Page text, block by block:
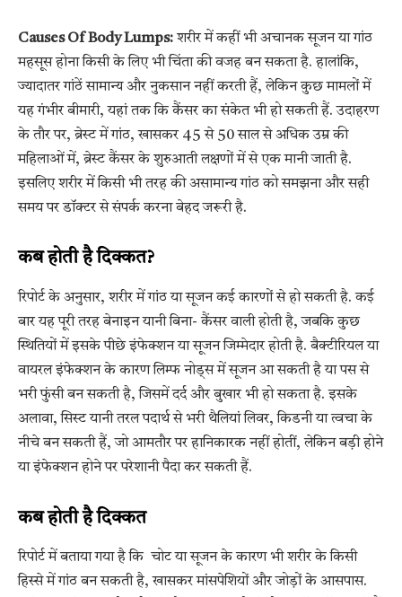
Causes Of Body Lumps: शरीर में कहीं भी अचानक सूजन या गांठ
महसूस होना किसी के लिए भी चिंता की वजह बन सकता है. हालांकि,
ज्यादातर गांठें सामान्य और नुकसान नहीं करती हैं, लेकिन कुछ मामलों में
यह गंभीर बीमारी, यहां तक कि कैंसर का संकेत भी हो सकती हैं. उदाहरण
के तौर पर, ब्रेस्ट में गांठ, खासकर 45 से 50 साल से अधिक उम्र की
महिलाओं में, ब्रेस्ट कैंसर के शुरुआती लक्षणों में से एक मानी जाती है.
इसलिए शरीर में किसी भी तरह की असामान्य गांठ को समझना और सही
समय पर डॉक्टर से संपर्क करना बेहद जरूरी है.
कब होती है दिक्कत?
रिपोर्ट के अनुसार, शरीर में गांठ या सूजन कई कारणों से हो सकती है. कई
बार यह पूरी तरह बेनाइन यानी बिना- कैंसर वाली होती है, जबकि कुछ
स्थितियों में इसके पीछे इंफेक्शन या सूजन जिम्मेदार होती है. बैक्टीरियल या
वायरल इंफेक्शन के कारण लिम्फ नोड्स में सूजन आ सकती है या पस से
भरी फुंसी बन सकती है, जिसमें दर्द और बुखार भी हो सकता है. इसके
अलावा, सिस्ट यानी तरल पदार्थ से भरी थैलियां लिवर, किडनी या त्वचा के
नीचे बन सकती हैं, जो आमतौर पर हानिकारक नहीं होतीं, लेकिन बड़ी होने
या इंफेक्शन होने पर परेशानी पैदा कर सकती हैं.
कब होती है दिक्कत
रिपोर्ट में बताया गया है कि चोट या सूजन के कारण भी शरीर के किसी
हिस्से में गांठ बन सकती है, खासकर मांसपेशियों और जोड़ों के आसपास.